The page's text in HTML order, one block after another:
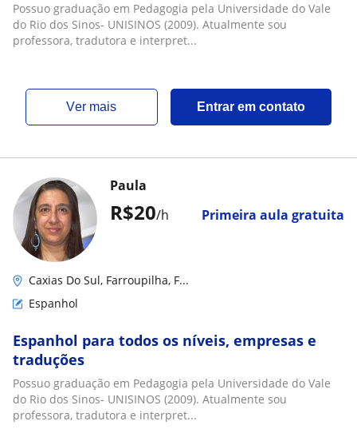
Possuo graduação em Pedagogia pela Universidade do Vale
do Rio dos Sinos- UNISINOS (2009). Atualmente sou
professora, tradutora e interpret...
ver mais Entrar em contato
R$20/h Primeira aula gratuita
Paula
Caxias Do Sul, Farroupilha, F...
Espanhol
Espanhol para todos os níveis, empresas e
traduções
Possuo graduação em Pedagogia pela Universidade do Vale
do Rio dos Sinos- UNISINOS (2009). Atualmente sou
professora, tradutora e interpret...